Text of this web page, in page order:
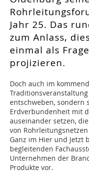
Jahr 25. Das
zum Anlass,
einmal als
projizieren.
Doch auch im
entschweben, sondern
Erdverbundenheit mit
auseinander setzen,
von
Ganz im Hier und Jetzt
begleitenden
Unternehmen der
Produkte vor.